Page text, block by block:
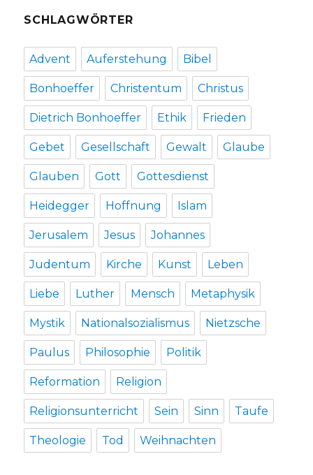
SCHLAGWÖRTER
Advent Auferstehung Bibel
Bonhoeffer Christentum Christus
Dietrich Bonhoeffer Ethik Frieden
Gebet Gesellschaft Gewalt Glaube
Glauben Gott Gottesdienst
Heidegger Hoffnung Islam
Jerusalem Jesus Johannes
Judentum Kirche Kunst Leben
Liebe Luther Mensch Metaphysik
Mystik Nationalsozialismus Nietzsche
Paulus Philosophie Politik
Reformation Religion
Religionsunterricht Sein Sinn Taufe
Theologie Tod Weihnachten